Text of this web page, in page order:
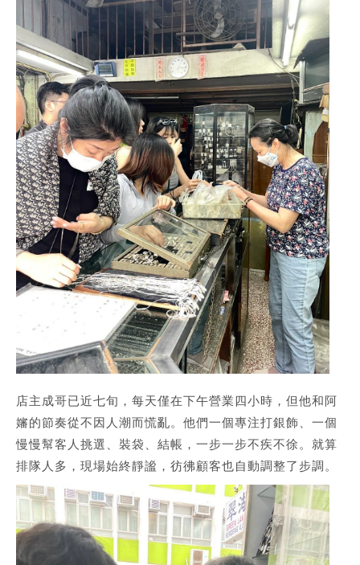
店主成哥已近七旬，每天僅在下午營業四小時，但他和阿
嬸的節奏從不因人潮而慌亂。他們一個專注打銀飾、一個
慢慢幫客人挑選、裝袋、結帳，一步一步不疾不徐。就算
排隊人多，現場始終靜謐，彷彿顧客也自動調整了步調。